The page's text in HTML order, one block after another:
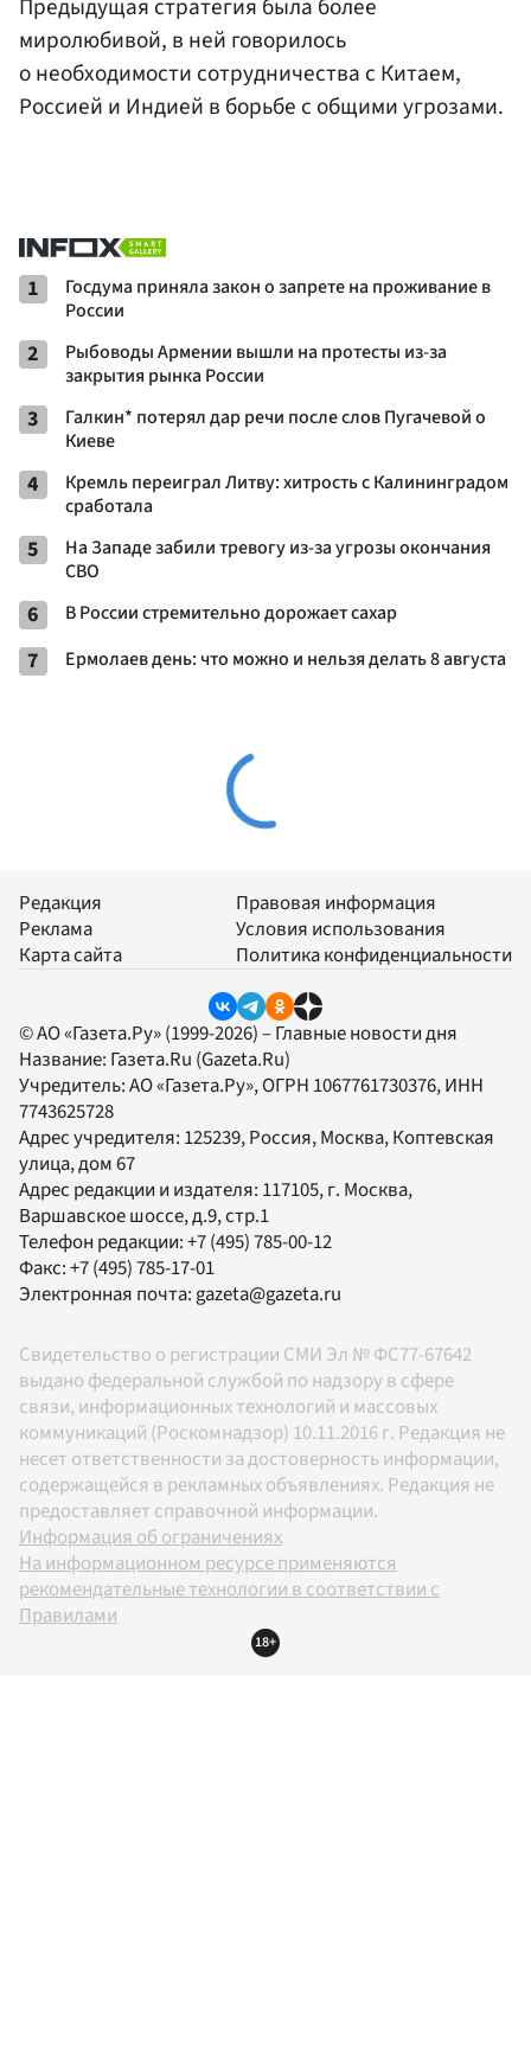
Предыдущая стратегия была более
миролюбивой, в ней говорилось
о необходимости сотрудничества с Китаем,
Россией и Индией в борьбе с общими угрозами.
1
Госдума приняла закон о запрете на проживание в
России
2
Рыбоводы Армении вышли на протесты из-за
закрытия рынка России
3
Галкин* потерял дар речи после слов Пугачевой о
Киеве
4
Кремль переиграл Литву: хитрость с Калининградом
сработала
5
На Западе забили тревогу из-за угрозы окончания
СВО
6 В России стремительно дорожает сахар
7 Ермолаев день: что можно и нельзя делать 8 августа
Редакция
Реклама
Карта сайта
Правовая информация
Условия использования
Политика конфиденциальности
© АО «Газета.Ру» (1999-2026) – Главные новости дня
Название: Газета.Ru (Gazeta.Ru)
Учредитель:АО «Газета.Ру», ОГРН 1067761730376, ИНН
7743625728
Адрес учредителя: 125239, Россия, Москва, Коптевская
улица, дом 67
Адрес редакции и издателя: 117105, г. Москва,
Варшавское шоссе, д.9, стр.1
Телефон редакции:+7 (495) 785-00-12
Факс:+7 (495) 785-17-01
Электронная почта: gazeta@gazeta.ru
Свидетельство о регистрации СМИ Эл № ФС77-67642
выдано федеральной службой по надзору в сфере
связи, информационных технологий и массовых
коммуникаций (Роскомнадзор) 10.11.2016 г. Редакция не
несет ответственности за достоверность информации,
содержащейся в рекламных объявлениях. Редакция не
предоставляет справочной информации.
Информация об ограничениях
На информационном ресурсе применяются
рекомендательные технологии в соответствии с
Правилами
18+